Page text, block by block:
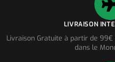
LIVRAISON
Livraison Gratuite à partir de
dans le